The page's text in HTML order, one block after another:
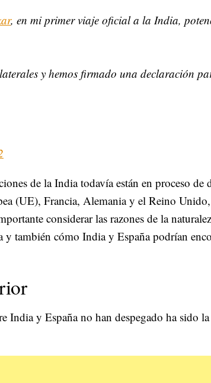
, en mi primer viaje oficial a la India,
y hemos firmado una declaración
de la India todavía están en proceso de
(UE), Francia, Alemania y el Reino
considerar las razones de la
y también cómo India y España podrían
India y España no han despegado ha sido